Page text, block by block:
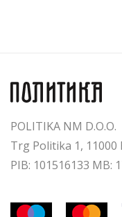
POLITIKA NM D.O.O.
Trg Politika 1, 11000
PIB: 101516133 MB: